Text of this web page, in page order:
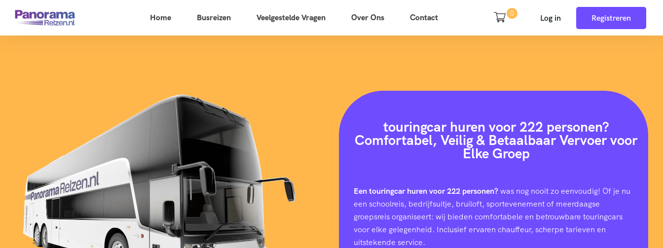
Home Busreizen Veelgestelde Vragen Over Ons Contact 0 Log in Registreren
touringcar huren voor 222 personen?
Comfortabel, Veilig & Betaalbaar Vervoer voor
Elke Groep
Een touringcar huren voor 222 personen?was nog nooit zo eenvoudig! Of je nu
een schoolreis, bedrijfsuitje, bruiloft, sportevenement of meerdaagse
groepsreis organiseert: wij bieden comfortabele en betrouwbare touringcars
voor elke gelegenheid. Inclusief ervaren chauffeur, scherpe tarieven en
uitstekende service.